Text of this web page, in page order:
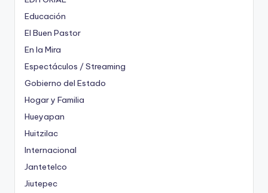
Educación
El Buen Pastor
En la Mira
Espectáculos / Streaming
Gobierno del Estado
Hogar y Familia
Hueyapan
Huitzilac
Internacional
Jantetelco
Jiutepec